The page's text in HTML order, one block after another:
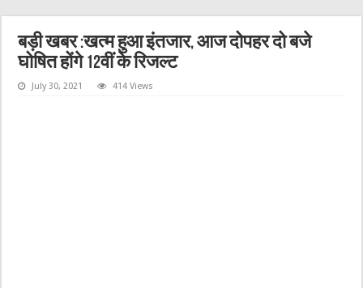
बड़ी खबर :खत्म हुआ इंतजार, आज दोपहर दो बजे
घोषित होंगे 12वीं के रिजल्ट
July 30, 2021 414 Views